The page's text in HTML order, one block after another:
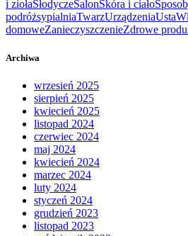
i ziołaSłodyczeSalonSkóra i ciało
podróżsypialniaTwarzUrządzeniaUsta
domoweZanieczyszczenieZdrowe
Archiwa
wrzesień 2025
sierpień 2025
kwiecień 2025
listopad 2024
czerwiec 2024
maj 2024
kwiecień 2024
marzec 2024
luty 2024
styczeń 2024
grudzień 2023
listopad 2023